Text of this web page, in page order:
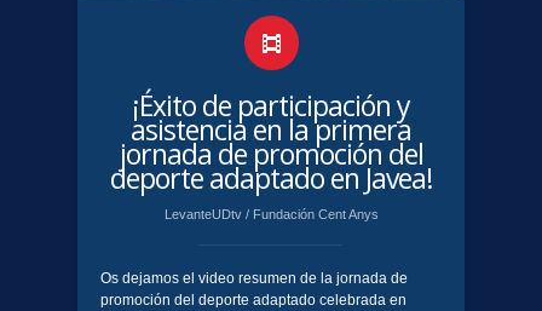
​¡Éxito de participación y
asistencia en la primera
jornada de promoción del
deporte adaptado en Javea!
LevanteUDtv / Fundación Cent Anys
Os dejamos el video resumen de la jornada de
promoción del deporte adaptado celebrada en